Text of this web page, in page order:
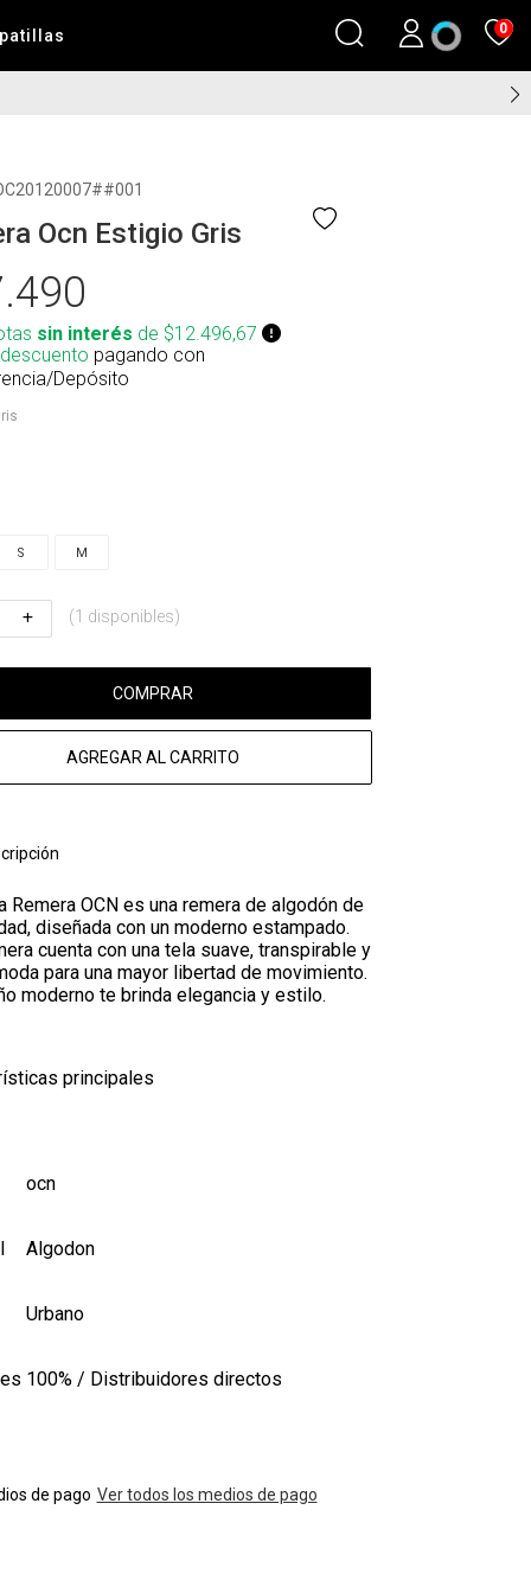
0
Ocn Estigio Gris
sin interés de $12.496,67
pagando con
Depósito
S M
(1 disponibles)
COMPRAR
AGREGAR AL CARRITO
Remera OCN es una remera de algodón de
diseñada con un moderno estampado.
cuenta con una tela suave, transpirable y
para una mayor libertad de movimiento.
moderno te brinda elegancia y estilo.
principales
ocn
Algodon
Urbano
100% / Distribuidores directos
de pago Ver todos los medios de pago